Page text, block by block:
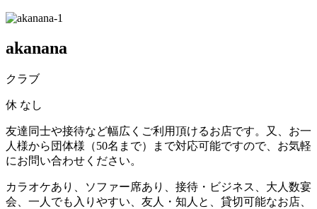
akanana
クラブ
休 なし
友達同士や接待など幅広くご利用頂けるお店です。又、お一
人様から団体様（50名まで）まで対応可能ですので、お気軽
にお問い合わせください。
カラオケあり、ソファー席あり、接待・ビジネス、大人数宴
会、一人でも入りやすい、友人・知人と、貸切可能なお店、